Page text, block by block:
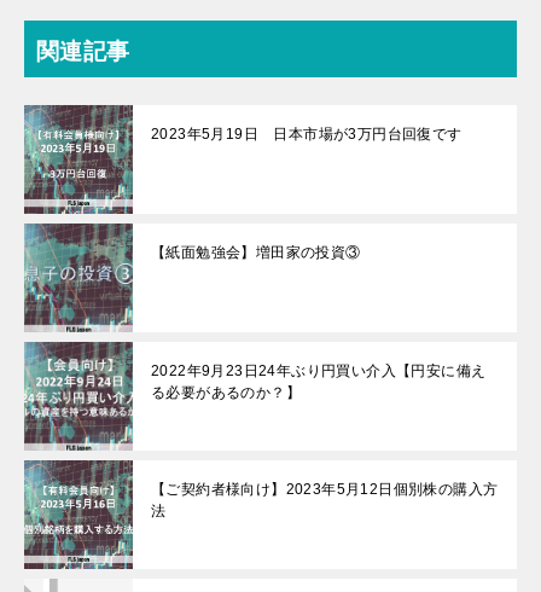
関連記事
2023年5月19日 日本市場が3万円台回復です
【紙面勉強会】増田家の投資③
2022年9月23日24年ぶり円買い介入【円安に備え
る必要があるのか？】
【ご契約者様向け】2023年5月12日個別株の購入方
法